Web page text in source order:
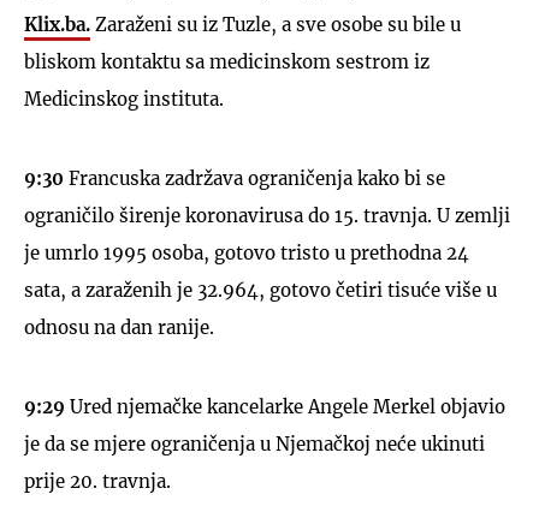
Klix.ba. Zaraženi su iz Tuzle, a sve osobe su bile u
bliskom kontaktu sa medicinskom sestrom iz
Medicinskog instituta.
9:30 Francuska zadržava ograničenja kako bi se
ograničilo širenje koronavirusa do 15. travnja. U zemlji
je umrlo 1995 osoba, gotovo tristo u prethodna 24
sata, a zaraženih je 32.964, gotovo četiri tisuće više u
odnosu na dan ranije.
9:29 Ured njemačke kancelarke Angele Merkel objavio
je da se mjere ograničenja u Njemačkoj neće ukinuti
prije 20. travnja.